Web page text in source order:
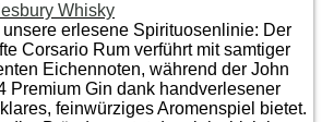
Whisky
erlesene Spirituosenlinie: Der
Corsario Rum verführt mit samtiger
Eichen­noten, während der John
Premium Gin dank handverlesener
feinwürziges Aromenspiel bietet.